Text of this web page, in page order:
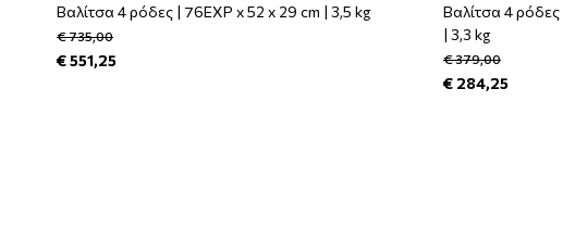
Βαλίτσα 4 ρόδες | 76EXP x 52 x 29 cm | 3,5 kg
€ 735,00
€ 551,25
Βαλίτσα 4
| 3,3 kg
€ 379,00
€ 284,25